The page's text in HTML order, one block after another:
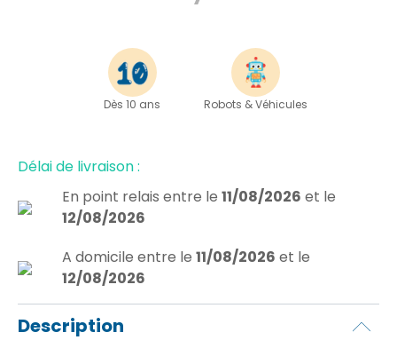
Dès 10 ans Robots & Véhicules
Délai de livraison :
En point relais entre le 11/08/2026 et le
12/08/2026
A domicile entre le 11/08/2026 et le
12/08/2026
Description